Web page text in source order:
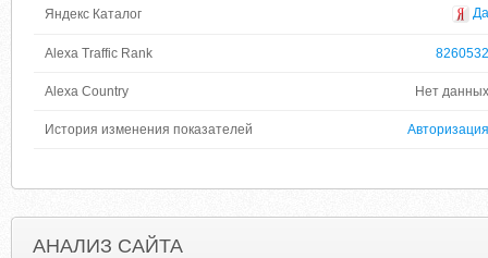
Яндекс Каталог Да
Alexa Traffic Rank 8260532
Alexa Country Нет данных
История изменения показателей Авторизация
АНАЛИЗ САЙТА